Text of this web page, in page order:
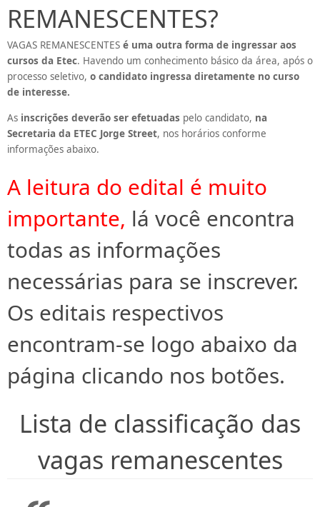
REMANESCENTES?
VAGAS REMANESCENTES é uma outra forma de ingressar aos
cursos da Etec. Havendo um conhecimento básico da área, após o
processo seletivo, o candidato ingressa diretamente no curso
de interesse.
As inscrições deverão ser efetuadas pelo candidato, na
Secretaria da ETEC Jorge Street, nos horários conforme
informações abaixo.
A leitura do edital é muito
importante, lá você encontra
todas as informações
necessárias para se inscrever.
Os editais respectivos
encontram-se logo abaixo da
página clicando nos botões.
Lista de classificação das
vagas remanescentes